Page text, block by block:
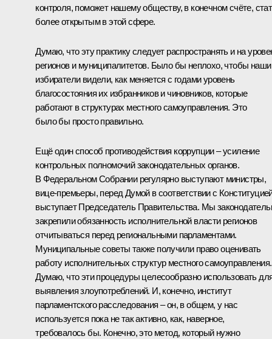
контроля, поможет нашему обществу, в конечном счёте,
более открытым в этой сфере.
Думаю, что эту практику следует распространять и на
регионов и муниципалитетов. Было бы неплохо, чтобы наши
избиратели видели, как меняется с годами уровень
благосостояния их избранников и чиновников, которые
работают в структурах местного самоуправления. Это
было бы просто правильно.
Ещё один способ противодействия коррупции – усиление
контрольных полномочий законодательных органов.
В Федеральном Собрании регулярно выступают министры,
вице-премьеры, перед Думой в соответствии с
выступает Председатель Правительства. Мы
закрепили обязанность исполнительной власти регионов
отчитываться перед региональными парламентами.
Муниципальные советы также получили право оценивать
работу исполнительных структур местного самоуправления.
Думаю, что эти процедуры целесообразно использовать
выявления злоупотреблений. И, конечно, институт
парламентского расследования – он, в общем, у нас
используется пока не так активно, как, наверное,
требовалось бы. Конечно, это метод, который нужно